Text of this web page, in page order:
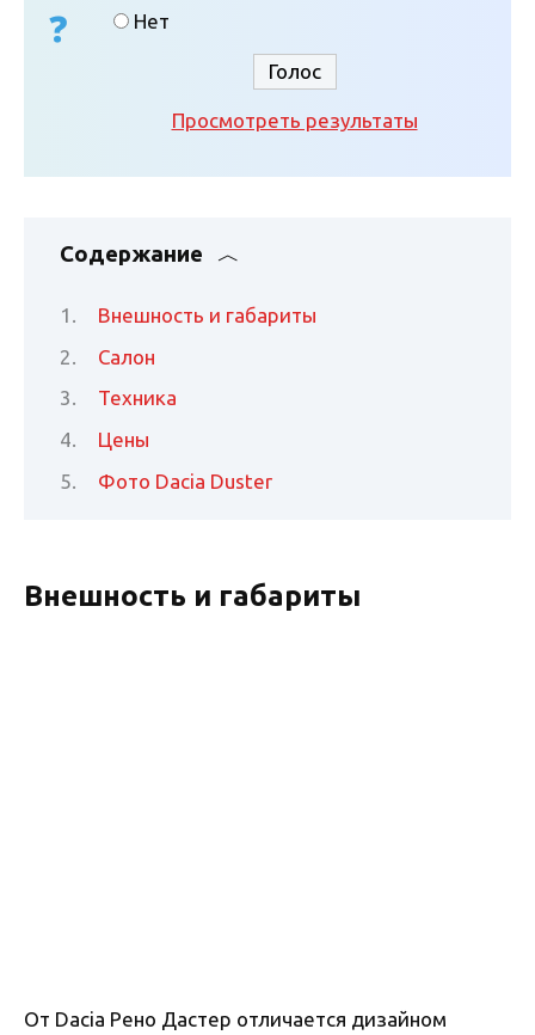
Нет
Просмотреть результаты
Содержание
Внешность и габариты
Салон
Техника
Цены
Фото Dacia Duster
Внешность и габариты
От Dacia Рено Дастер отличается дизайном